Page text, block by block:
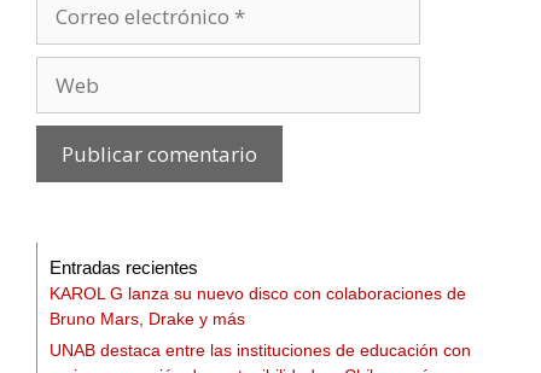
Entradas recientes
KAROL G lanza su nuevo disco con colaboraciones de
Bruno Mars, Drake y más
UNAB destaca entre las instituciones de educación con